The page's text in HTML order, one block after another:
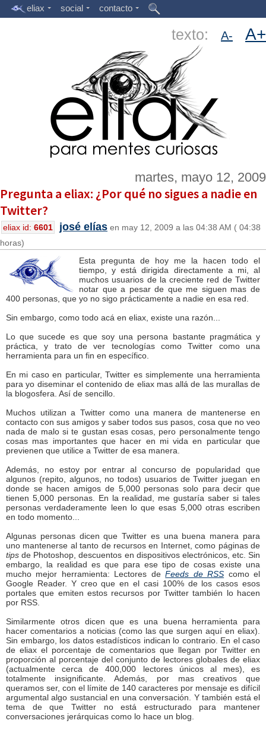
eliax social contacto
texto: A- A+
martes, mayo 12, 2009
Pregunta a eliax: ¿Por qué no sigues a nadie en
Twitter?
eliax id: 6601 josé elías en may 12, 2009 a las 04:38 AM ( 04:38
horas)
Esta pregunta de hoy me la hacen todo el
tiempo, y está dirigida directamente a mi, al
muchos usuarios de la creciente red de Twitter
notar que a pesar de que me siguen mas de
400 personas, que yo no sigo prácticamente a nadie en esa red.
Sin embargo, como todo acá en eliax, existe una razón...
Lo que sucede es que soy una persona bastante pragmática y
práctica, y trato de ver tecnologías como Twitter como una
herramienta para un fin en específico.
En mi caso en particular, Twitter es simplemente una herramienta
para yo diseminar el contenido de eliax mas allá de las murallas de
la blogosfera. Así de sencillo.
Muchos utilizan a Twitter como una manera de mantenerse en
contacto con sus amigos y saber todos sus pasos, cosa que no veo
nada de malo si te gustan esas cosas, pero personalmente tengo
cosas mas importantes que hacer en mi vida en particular que
previenen que utilice a Twitter de esa manera.
Además, no estoy por entrar al concurso de popularidad que
algunos (repito, algunos, no todos) usuarios de Twitter juegan en
donde se hacen amigos de 5,000 personas solo para decir que
tienen 5,000 personas. En la realidad, me gustaría saber si tales
personas verdaderamente leen lo que esas 5,000 otras escriben
en todo momento...
Algunas personas dicen que Twitter es una buena manera para
uno mantenerse al tanto de recursos en Internet, como páginas de
tips de Photoshop, descuentos en dispositivos electrónicos, etc. Sin
embargo, la realidad es que para ese tipo de cosas existe una
mucho mejor herramienta: Lectores deFeeds de RSS como el
Google Reader. Y creo que en el casi 100% de los casos esos
portales que emiten estos recursos por Twitter también lo hacen
por RSS.
Similarmente otros dicen que es una buena herramienta para
hacer comentarios a noticias (como las que surgen aquí en eliax).
Sin embargo, los datos estadísticos indican lo contrario. En el caso
de eliax el porcentaje de comentarios que llegan por Twitter en
proporción al porcentaje del conjunto de lectores globales de eliax
(actualmente cerca de 400,000 lectores únicos al mes), es
totalmente insignificante. Además, por mas creativos que
queramos ser, con el límite de 140 caracteres por mensaje es difícil
argumental algo sustancial en una conversación. Y también está el
tema de que Twitter no está estructurado para mantener
conversaciones jerárquicas como lo hace un blog.